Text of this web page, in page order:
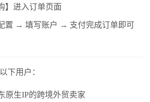
】进入订单页面
置 → 填写账户 → 支付完成订单即可
下用户：
原生IP的跨境外贸卖家